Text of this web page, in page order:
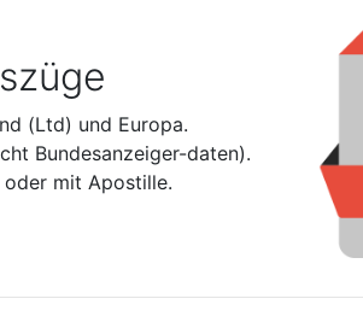
(Ltd) und Europa.
Bundesanzeiger-daten).
mit Apostille.